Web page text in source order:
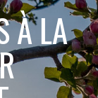
À LA